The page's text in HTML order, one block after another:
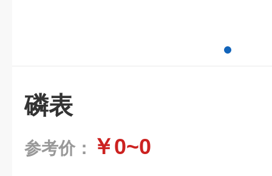
磷表
参考价： ￥0~0